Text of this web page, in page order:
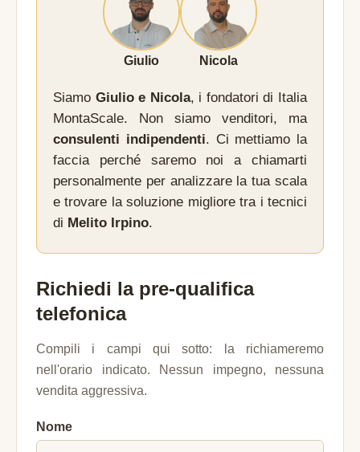
Giulio Nicola
Siamo Giulio e Nicola, i fondatori di Italia
MontaScale. Non siamo venditori, ma
consulenti indipendenti. Ci mettiamo la
faccia perché saremo noi a chiamarti
personalmente per analizzare la tua scala
e trovare la soluzione migliore tra i tecnici
di Melito Irpino.
Richiedi la pre-qualifica
telefonica
Compili i campi qui sotto: la richiameremo
nell'orario indicato. Nessun impegno, nessuna
vendita aggressiva.
Nome